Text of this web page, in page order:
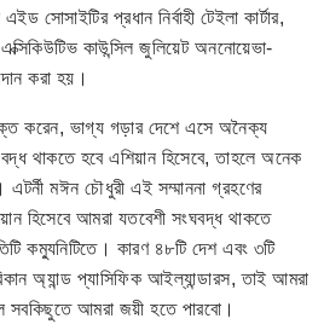
সোসাইটির প্রধান নির্বাহী টেইলা কার্টার,
কাউন্সিল জুলিয়েট অননোয়েভা-
করা হয়।
করেন, ভাগ্য গড়ার দেশে এসে অনৈক্য
থাকতে হবে এশিয়ান হিসেবে, তাহলে অনেক
মঈন চৌধুরী এই সম্মাননা গ্রহণের
হিসেবে আমরা যতবেশী সংঘবদ্ধ থাকতে
কম্যুনিটিতে। কারণ ৪৮টি দেশ এবং ৩টি
অ্যান্ড প্যাসিফিক আইল্যান্ডারস, তাই আমরা
সবকিছুতে আমরা জয়ী হতে পারবো।